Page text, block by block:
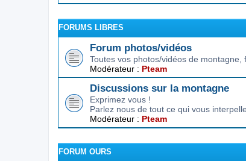
FORUMS LIBRES
Forum photos/vidéos
Toutes vos photos/vidéos de
Modérateur : Pteam
Discussions sur la montagne
Exprimez vous !
Parlez nous de tout ce qui vous
Modérateur : Pteam
FORUM OURS